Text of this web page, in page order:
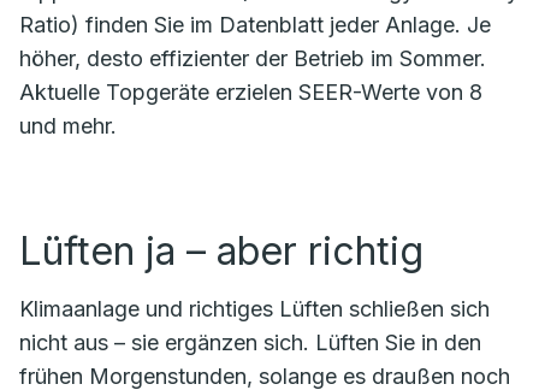
Ratio) finden Sie im Datenblatt jeder Anlage. Je
höher, desto effizienter der Betrieb im Sommer.
Aktuelle Topgeräte erzielen SEER-Werte von 8
und mehr.
Lüften ja – aber richtig
Klimaanlage und richtiges Lüften schließen sich
nicht aus – sie ergänzen sich. Lüften Sie in den
frühen Morgenstunden, solange es draußen noch